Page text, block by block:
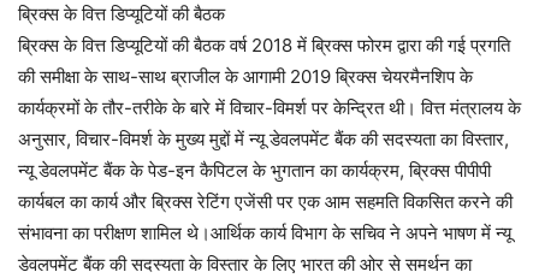
ब्रिक्स के वित्त डिप्यूटियों की बैठक
ब्रिक्स के वित्त डिप्यूटियों की बैठक वर्ष 2018 में ब्रिक्स फोरम द्वारा की गई प्रगति
की समीक्षा के साथ-साथ ब्राजील के आगामी 2019 ब्रिक्स चेयरमैनशिप के
कार्यक्रमों के तौर-तरीके के बारे में विचार-विमर्श पर केन्द्रित थी। वित्त मंत्रालय के
अनुसार, विचार-विमर्श के मुख्य मुद्दों में न्यू डेवलपमेंट बैंक की सदस्यता का विस्तार,
न्यू डेवलपमेंट बैंक के पेड-इन कैपिटल के भुगतान का कार्यक्रम, ब्रिक्स पीपीपी
कार्यबल का कार्य और ब्रिक्स रेटिंग एजेंसी पर एक आम सहमति विकसित करने की
संभावना का परीक्षण शामिल थे।आर्थिक कार्य विभाग के सचिव ने अपने भाषण में न्यू
डेवलपमेंट बैंक की सदस्यता के विस्तार के लिए भारत की ओर से समर्थन का